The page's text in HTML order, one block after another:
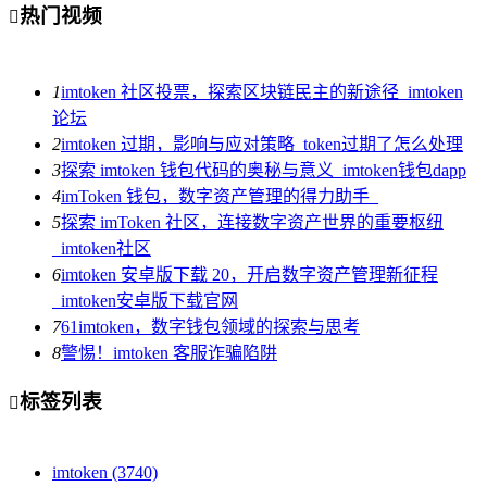
热门视频
1imtoken 社区投票，探索区块链民主的新途径_imtoken
论坛
2imtoken 过期，影响与应对策略_token过期了怎么处理
3探索 imtoken 钱包代码的奥秘与意义_imtoken钱包dapp
4imToken 钱包，数字资产管理的得力助手_
5探索 imToken 社区，连接数字资产世界的重要枢纽
_imtoken社区
6imtoken 安卓版下载 20，开启数字资产管理新征程
_imtoken安卓版下载官网
761imtoken，数字钱包领域的探索与思考
8警惕！imtoken 客服诈骗陷阱
标签列表
imtoken (3740)